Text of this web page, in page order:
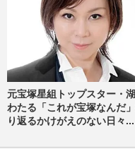
元宝塚星組トップスター・湖
わたる「これが宝塚なんだ
り返るかけがえのない日々...